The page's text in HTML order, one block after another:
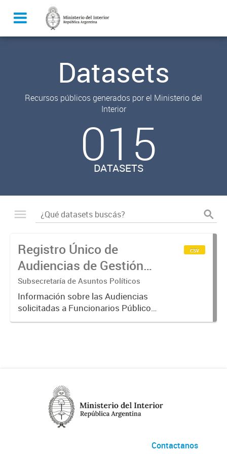
Datasets
Recursos públicos generados por el Ministerio del
Interior
015
DATASETS
Registro Único de
Audiencias de Gestión
de Intereses
Subsecretaría de Asuntos Políticos
Información sobre las Audiencias
solicitadas a Funcionarios Públicos.
La misma surge del Registro Único
csv
Contactanos